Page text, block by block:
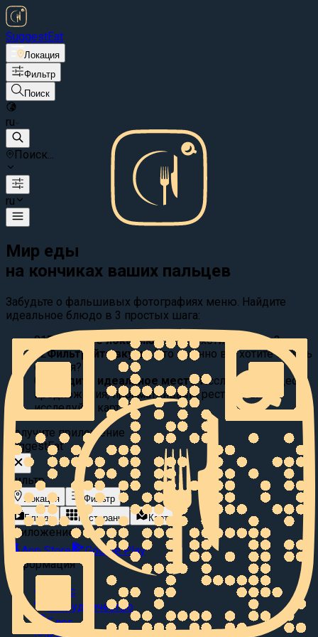
SuggestEat
Локация
Фильтр
Поиск
ru
Поиск...
ru
Мир еды
на кончиках ваших пальцев
Забудьте о фальшивых фотографиях меню. Найдите
идеальное блюдо в 3 простых шага:
01Выберите локацию:
Где вы хотите поесть?
02Фильтруйте вкусы: Что именно вы хотите съесть
сегодня?
03
Найдите идеальное место Исследуйте видео
предложения, просматривайте рестораны или
исследуйте карту.
Получите приложение
SuggestEat
Фильтр
Локация
Фильтр
Блюда
Рестораны Карта
Приложение
App Store
Google Play
Информация
О нас
Сотрудничество
Блог